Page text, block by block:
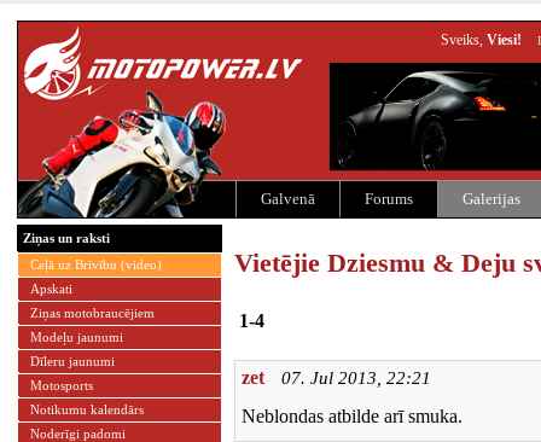
Sveiks, Viesi!
Galvenā Forums Galerijas
Ziņas un raksti
Ceļā uz Brīvību (video)
Apskati
Ziņas motobraucējiem
Modeļu jaunumi
Dīleru jaunumi
Motosports
Notikumu kalendārs
Noderīgi padomi
Vietējie Dziesmu & Deju
1-4
zet 07. Jul 2013, 22:21
Neblondas atbilde arī smuka.